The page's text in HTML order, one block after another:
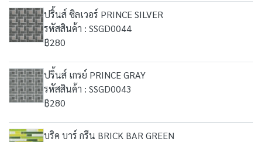
ปริ้นส์ ซิลเวอร์ PRINCE SILVER
รหัสสินค้า : SSGD0044
฿280
ปริ้นส์ เกรย์ PRINCE GRAY
รหัสสินค้า : SSGD0043
฿280
บริค บาร์ กรีน BRICK BAR GREEN